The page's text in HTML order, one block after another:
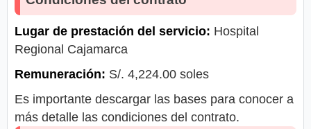
Lugar de prestación del servicio: Hospital
Regional Cajamarca
Remuneración: S/. 4,224.00 soles
Es importante descargar las bases para conocer a
más detalle las condiciones del contrato.